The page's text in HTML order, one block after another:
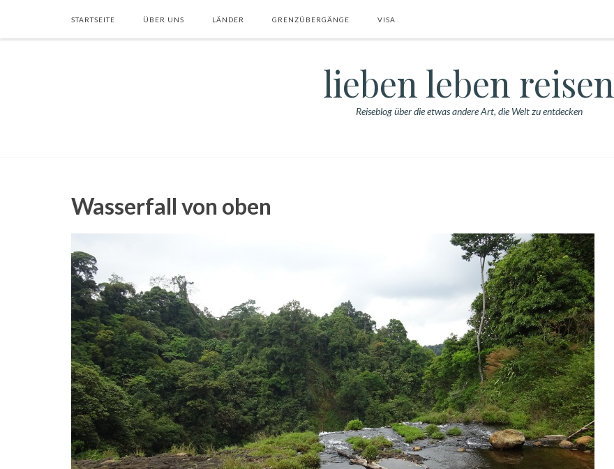
STARTSEITE ÜBER UNS LÄNDER GRENZÜBERGÄNGE VISA
lieben leben reisen
Reiseblog über die etwas andere Art, die Welt zu entdecken
Wasserfall von oben